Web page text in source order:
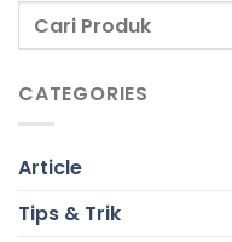
CATEGORIES
Article
Tips & Trik